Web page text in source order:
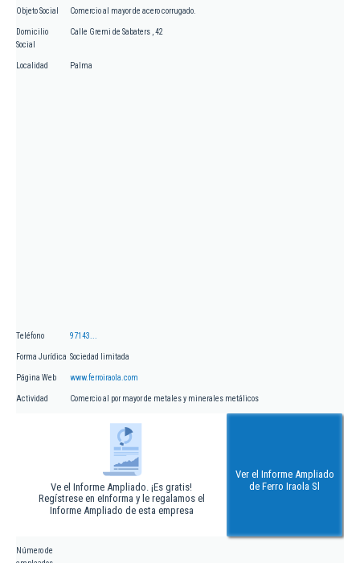
Objeto Social Comercio al mayor de acero corrugado.
Domicilio
Social
Calle Gremi de Sabaters , 42
Localidad Palma
Teléfono 97143...
Forma Jurídica Sociedad limitada
Página Web www.ferroiraola.com
Actividad Comercio al por mayor de metales y minerales metálicos
Ve el Informe Ampliado. ¡Es gratis!
Regístrese en eInforma y le regalamos el
Informe Ampliado de esta empresa
Ver el Informe Ampliado
de Ferro Iraola Sl
Número de